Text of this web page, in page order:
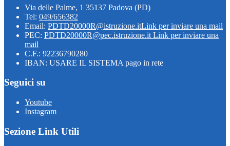
Via delle Palme, 1 35137 Padova (PD)
Tel: 049/656382
Email: PDTD20000R@istruzione.itLink per inviare una mail
PEC: PDTD20000R@pec.istruzione.it Link per inviare una
mail
C.F.: 92236790280
IBAN: USARE IL SISTEMA pago in rete
Seguici su
Youtube
Instagram
Sezione Link Utili